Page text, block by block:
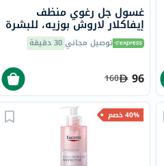
غسول جل رغوي منظف
إيفاكلار لاروش بوزيه، للبشرة
الدهنية - 400 ملتوصيل مجاني30 دقيقة
96
160
40% خصم